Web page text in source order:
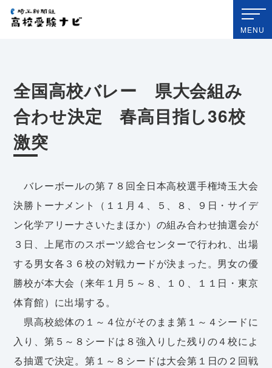
埼玉新聞社 高校受験ナビ
MENU
全国高校バレー 県大会組み
合わせ決定 春高目指し36校
激突
バレーボールの第７８回全日本高校選手権埼玉大会
決勝トーナメント（１１月４、５、８、９日・サイデ
ン化学アリーナさいたまほか）の組み合わせ抽選会が
３日、上尾市のスポーツ総合センターで行われ、出場
する男女各３６校の対戦カードが決まった。男女の優
勝校が本大会（来年１月５～８、１０、１１日・東京
体育館）に出場する。
県高校総体の１～４位がそのまま第１～４シードに
入り、第５～８シードは８強入りした残りの４校によ
る抽選で決定。第１～８シードは大会第１日の２回戦